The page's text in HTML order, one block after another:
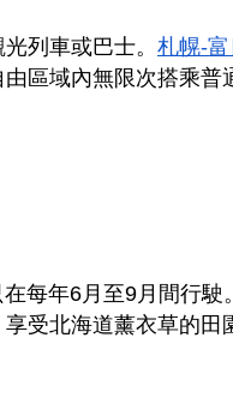
列車或巴士。 札幌-
區域內無限次搭乘普
每年6月至9月間行
受北海道薰衣草的田